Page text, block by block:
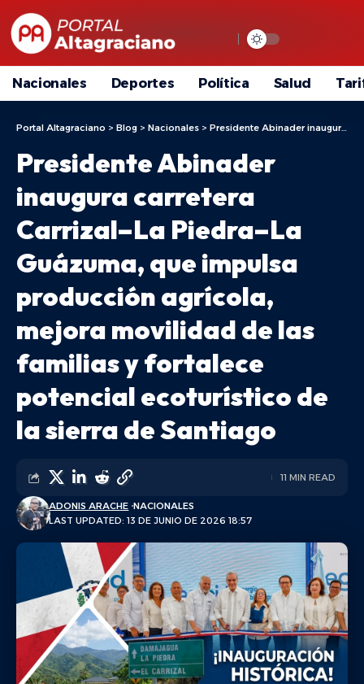
Nacionales Deportes Política Salud
Portal Altagraciano > Blog > Nacionales > Presidente Abinader inaugura carretera Carrizal–La Piedra–La Guázuma, que impulsa producción agrícola, mejora movilidad de las familias y fortalece potencial ecoturístico de la sierra de Santiago
Presidente Abinader
inaugura carretera
Carrizal–La Piedra–La
Guázuma, que impulsa
producción agrícola,
mejora movilidad de las
familias y fortalece
potencial ecoturístico de
la sierra de Santiago
LAST UPDATED: 13 DE JUNIO DE 2026 18:57
ADONIS ARACHE NACIONALES
11 MIN READ